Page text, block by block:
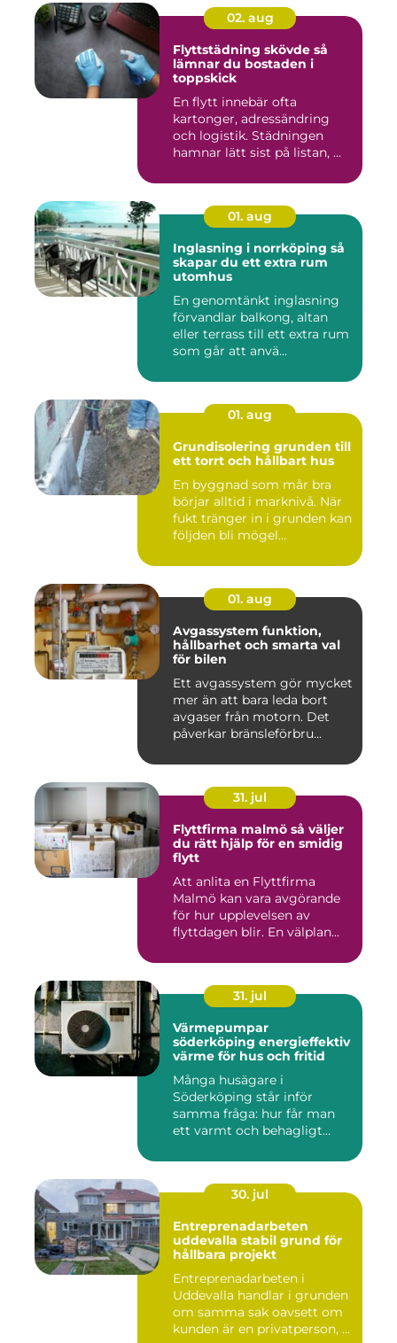
02. aug
Flyttstädning skövde så
lämnar du bostaden i
toppskick
En flytt innebär ofta
kartonger, adressändring
och logistik. Städningen
hamnar lätt sist på listan, ...
01. aug
Inglasning i norrköping så
skapar du ett extra rum
utomhus
En genomtänkt inglasning
förvandlar balkong, altan
eller terrass till ett extra rum
som går att anvä...
01. aug
Grundisolering grunden till
ett torrt och hållbart hus
En byggnad som mår bra
börjar alltid i marknivå. När
fukt tränger in i grunden kan
följden bli mögel...
01. aug
Avgassystem funktion,
hållbarhet och smarta val
för bilen
Ett avgassystem gör mycket
mer än att bara leda bort
avgaser från motorn. Det
påverkar bränsleförbru...
31. jul
Flyttfirma malmö så väljer
du rätt hjälp för en smidig
flytt
Att anlita en Flyttfirma
Malmö kan vara avgörande
för hur upplevelsen av
flyttdagen blir. En välplan...
31. jul
Värmepumpar
söderköping energieffektiv
värme för hus och fritid
Många husägare i
Söderköping står inför
samma fråga: hur får man
ett varmt och behagligt
30. jul
Entreprenadarbeten
uddevalla stabil grund för
hållbara projekt
Entreprenadarbeten i
Uddevalla handlar i grunden
om samma sak oavsett om
kunden är en privatperson, ...